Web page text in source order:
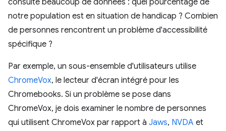
consulte beaucoup de données : quel pourcentage de
notre population est en situation de handicap ? Combien
de personnes rencontrent un problème d'accessibilité
spécifique ?
Par exemple, un sous-ensemble d'utilisateurs utilise
ChromeVox, le lecteur d'écran intégré pour les
Chromebooks. Si un problème se pose dans
ChromeVox, je dois examiner le nombre de personnes
qui utilisent ChromeVox par rapport à Jaws, NVDA et